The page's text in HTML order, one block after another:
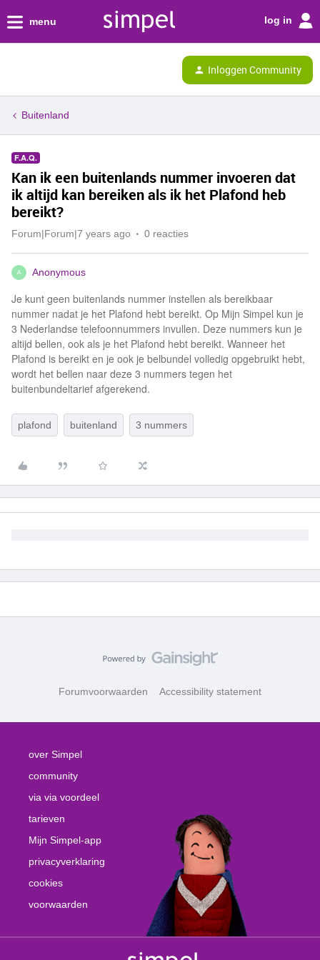
menu log in
Inloggen Community
Buitenland
F.A.Q.
Kan ik een buitenlands nummer invoeren dat
ik altijd kan bereiken als ik het Plafond heb
bereikt?
Forum|Forum|7 years ago 0 reacties
A Anonymous
Je kunt geen buitenlands nummer instellen als bereikbaar
nummer nadat je het Plafond hebt bereikt. Op Mijn Simpel kun je
3 Nederlandse telefoonnummers invullen. Deze nummers kun je
altijd bellen, ook als je het Plafond hebt bereikt. Wanneer het
Plafond is bereikt en je ook je belbundel volledig opgebruikt hebt,
wordt het bellen naar deze 3 nummers tegen het
buitenbundeltarief afgerekend.
plafond buitenland 3 nummers
Forumvoorwaarden Accessibility statement
over Simpel
community
via via voordeel
tarieven
Mijn Simpel-app
privacyverklaring
cookies
voorwaarden